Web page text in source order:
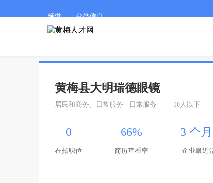
频道 分类信息
黄梅县大明瑞德眼镜
居民和商务、日常服务 - 日常服务 10人以下
0
在招职位
66%
简历查看率
3 个
企业最近